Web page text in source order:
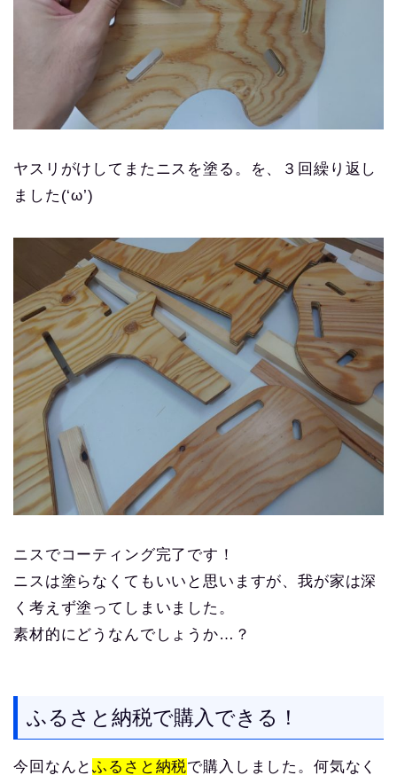
ヤスリがけしてまたニスを塗る。を、３回繰り返し
ました(‘ω’)
ニスでコーティング完了です！
ニスは塗らなくてもいいと思いますが、我が家は深
く考えず塗ってしまいました。
素材的にどうなんでしょうか…？
ふるさと納税で購入できる！
今回なんとふるさと納税で購入しました。何気なく